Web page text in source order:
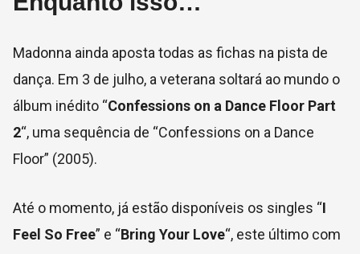
Madonna ainda aposta todas as fichas na pista de
dança. Em 3 de julho, a veterana soltará ao mundo o
álbum inédito “Confessions on a Dance Floor Part
2“, uma sequência de “Confessions on a Dance
Floor” (2005).
Até o momento, já estão disponíveis os singles “I
Feel So Free” e “Bring Your Love“, este último com